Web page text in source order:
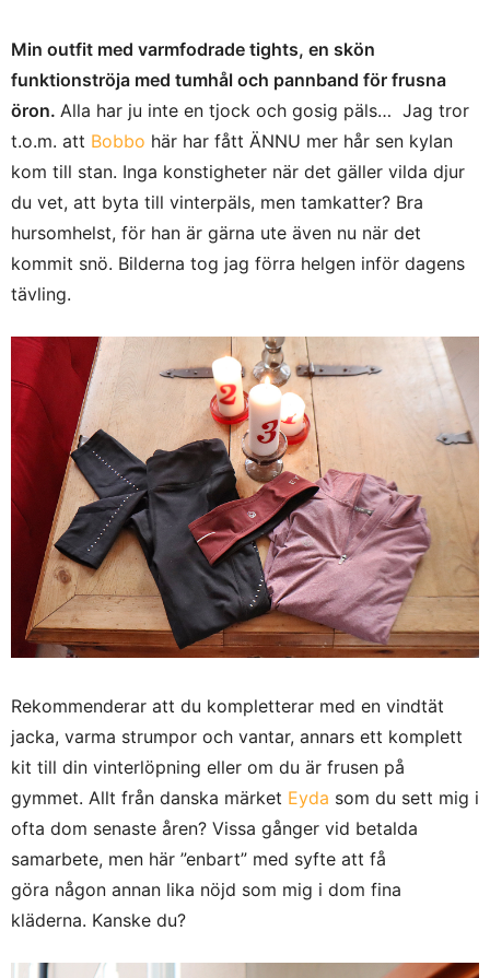
Min outfit med varmfodrade tights, en skön
funktionströja med tumhål och pannband för frusna
öron. Alla har ju inte en tjock och gosig päls… Jag tror
t.o.m. att Bobbo här har fått ÄNNU mer hår sen kylan
kom till stan. Inga konstigheter när det gäller vilda djur
du vet, att byta till vinterpäls, men tamkatter? Bra
hursomhelst, för han är gärna ute även nu när det
kommit snö. Bilderna tog jag förra helgen inför dagens
tävling.
Rekommenderar att du kompletterar med en vindtät
jacka, varma strumpor och vantar, annars ett komplett
kit till din vinterlöpning eller om du är frusen på
gymmet. Allt från danska märket Eyda som du sett mig i
ofta dom senaste åren? Vissa gånger vid betalda
samarbete, men här ”enbart” med syfte att få
göra någon annan lika nöjd som mig i dom fina
kläderna. Kanske du?